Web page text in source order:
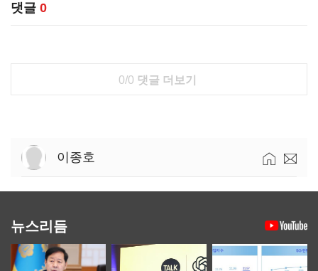
댓글 0
0/0 댓글 더보기
이종호
뉴스리듬